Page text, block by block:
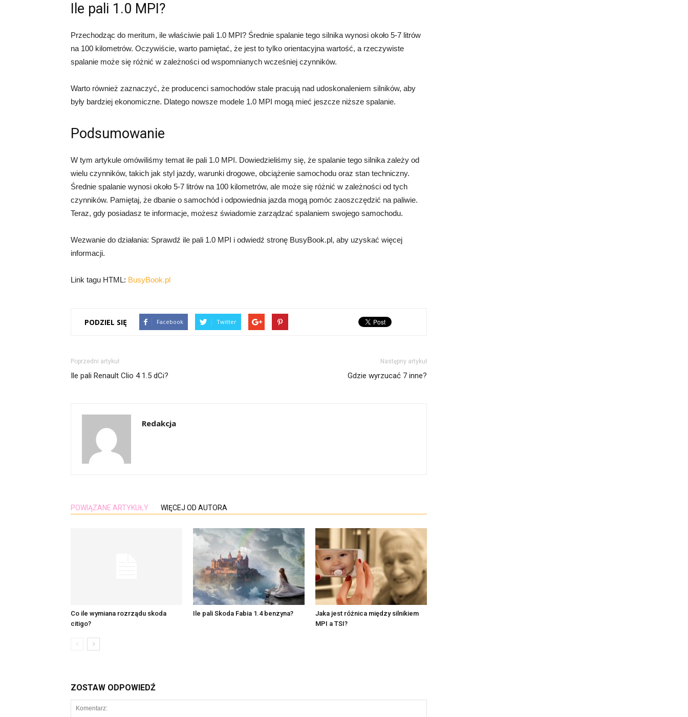
Ile pali 1.0 MPI?
Przechodząc do meritum, ile właściwie pali 1.0 MPI? Średnie spalanie tego silnika wynosi około 5-7 litrów
na 100 kilometrów. Oczywiście, warto pamiętać, że jest to tylko orientacyjna wartość, a rzeczywiste
spalanie może się różnić w zależności od wspomnianych wcześniej czynników.
Warto również zaznaczyć, że producenci samochodów stale pracują nad udoskonaleniem silników, aby
były bardziej ekonomiczne. Dlatego nowsze modele 1.0 MPI mogą mieć jeszcze niższe spalanie.
Podsumowanie
W tym artykule omówiliśmy temat ile pali 1.0 MPI. Dowiedzieliśmy się, że spalanie tego silnika zależy od
wielu czynników, takich jak styl jazdy, warunki drogowe, obciążenie samochodu oraz stan techniczny.
Średnie spalanie wynosi około 5-7 litrów na 100 kilometrów, ale może się różnić w zależności od tych
czynników. Pamiętaj, że dbanie o samochód i odpowiednia jazda mogą pomóc zaoszczędzić na paliwie.
Teraz, gdy posiadasz te informacje, możesz świadomie zarządzać spalaniem swojego samochodu.
Wezwanie do działania: Sprawdź ile pali 1.0 MPI i odwiedź stronę BusyBook.pl, aby uzyskać więcej
informacji.
Link tagu HTML: BusyBook.pl
PODZIEL SIĘ Facebook Twitter
Poprzedni artykuł
Ile pali Renault Clio 4 1.5 dCi?
Następny artykuł
Gdzie wyrzucać 7 inne?
Redakcja
POWIĄZANE ARTYKUŁY WIĘCEJ OD AUTORA
Co ile wymiana rozrządu skoda
citigo?
Ile pali Skoda Fabia 1.4 benzyna?
Jaka jest różnica między silnikiem
MPI a TSI?
ZOSTAW ODPOWIEDŹ